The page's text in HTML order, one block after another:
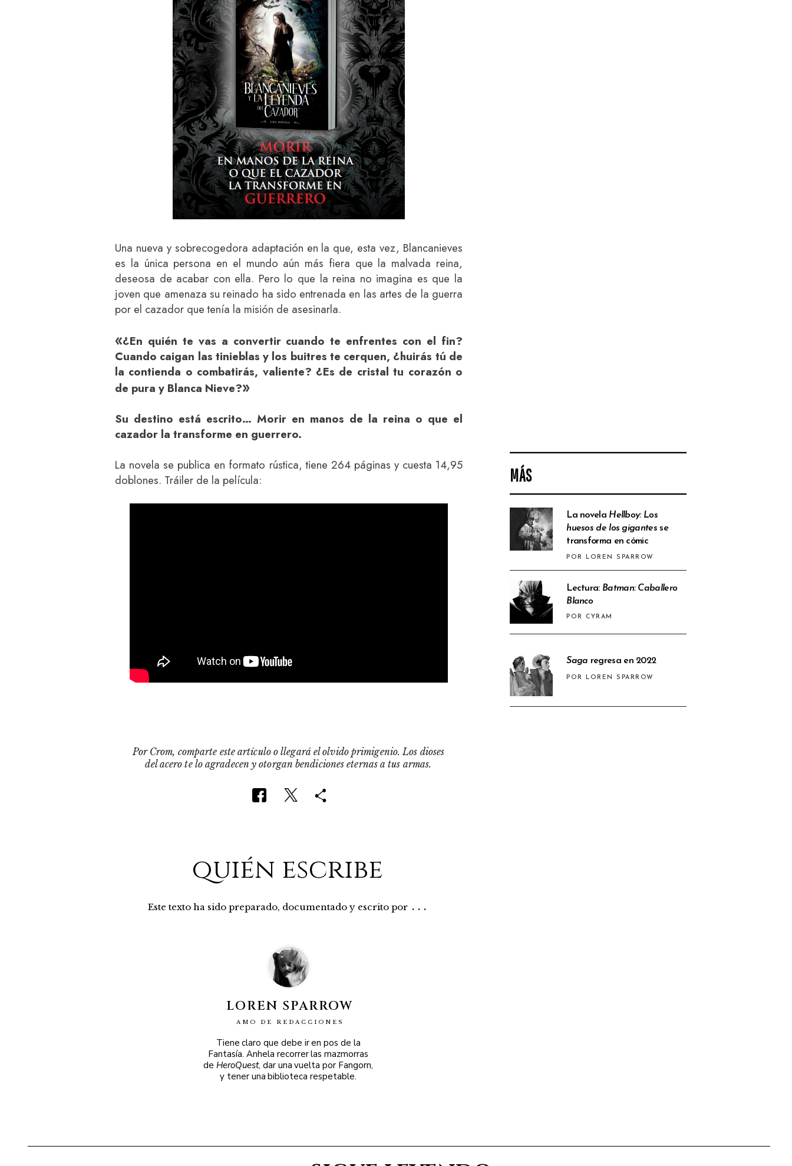
MÁS
La novela Hellboy: Los
huesos de los gigantesse
transforma en cómic
POR LOREN SPARROW
Lectura: Batman: Caballero
Blanco
POR CYRAM
Saga regresa en 2022
POR LOREN SPARROW
Una nueva y sobrecogedora adaptación en la que, esta vez, Blancanieves
es la única persona en el mundo aún más fiera que la malvada reina,
deseosa de acabar con ella. Pero lo que la reina no imagina es que la
joven que amenaza su reinado ha sido entrenada en las artes de la guerra
por el cazador que tenía la misión de asesinarla.
«¿En quién te vas a convertir cuando te enfrentes con el fin?
Cuando caigan las tinieblas y los buitres te cerquen, ¿huirás tú de
la contienda o combatirás, valiente? ¿Es de cristal tu corazón o
de pura y Blanca Nieve?»
Su destino está escrito… Morir en manos de la reina o que el
cazador la transforme en guerrero.
La novela se publica en formato rústica, tiene 264 páginas y cuesta 14,95
doblones. Tráiler de la película:
Por Crom, comparte este artículo o llegará el olvido primigenio. Los dioses
del acero te lo agradecen y otorgan bendiciones eternas a tus armas.
quién escribe
Este texto ha sido preparado, documentado y escrito por ...
LOREN SPARROW
AMO DE REDACCIONES
Tiene claro que debe ir en pos de la
Fantasía. Anhela recorrer las mazmorras
de HeroQuest, dar una vuelta por Fangorn,
y tener una biblioteca respetable.